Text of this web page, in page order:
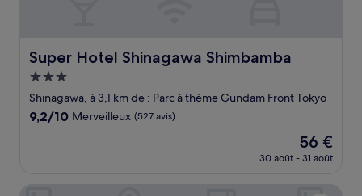
Super Hotel Shinagawa Shimbamba
Super Hotel Shinagawa Shimbamba
Hébergement
3.0 étoiles
Shinagawa, à 3,1 km de : Parc à thème Gundam Front Tokyo
9.2
9,2/10 Merveilleux (527 avis)
Le
nouveau
56 €
30 août - 31 août